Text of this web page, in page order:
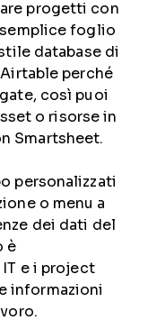
progetti con
semplice foglio
database di
perché
così puoi
o risorse in
Smartsheet.
personalizzati
o menu a
dei dati del
è
e i project
informazioni